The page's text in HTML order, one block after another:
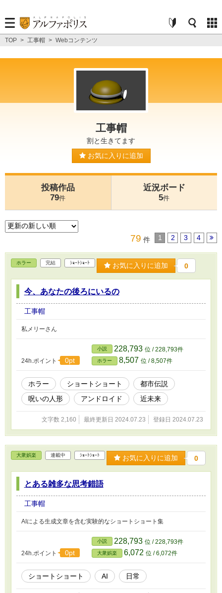
TOP > 工事帽 > Webコンテンツ
工事帽
割と生きてます
お気に入りに追加
投稿作品
79件
近況ボード
5件
79 件 1 2 3 4
ホラー 完結 ｼｮｰﾄｼｮｰﾄ お気に入りに追加 0
今、あなたの後ろにいるの
工事帽
私メリーさん
24h.ポイント 0pt
小説 228,793 位 / 228,793件
ホラー 8,507 位 / 8,507件
ホラー ショートショート
都市伝説
呪いの人形
アンドロイド 近未来
文字数 2,160 最終更新日 2024.07.23 登録日 2024.07.23
大衆娯楽 連載中 ｼｮｰﾄｼｮｰﾄ お気に入りに追加 0
とある雑多な思考錯語
工事帽
AIによる生成文章を含む実験的なショートショート集
24h.ポイント 0pt
小説 228,793 位 / 228,793件
大衆娯楽 6,072 位 / 6,072件
ショートショート AI 日常